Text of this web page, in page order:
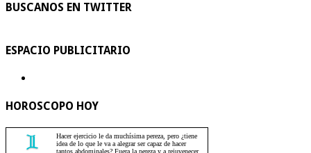
BUSCANOS EN TWITTER
ESPACIO PUBLICITARIO
HOROSCOPO HOY